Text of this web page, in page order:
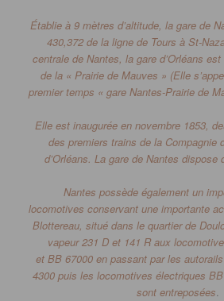
Établie à 9 mètres d’altitude, la gare de
430,372de la ligne de Tours à St-
centrale de Nantes, la gare d’Orléans
de la « Prairie de Mauves » (Elle
premier temps « gare Nantes-Prairie de
Elle est inaugurée en novembre 1853,
des premiers trains de la Compagnie
d’Orléans. La gare de Nantes dispose
Nantes possède également un
locomotives conservant une importante
Blottereau, situé dans le quartier de
vapeur 231 D et 141 R aux
et BB 67000 en passant par les
4300 puis les locomotives électriques BB
sont entreposées.